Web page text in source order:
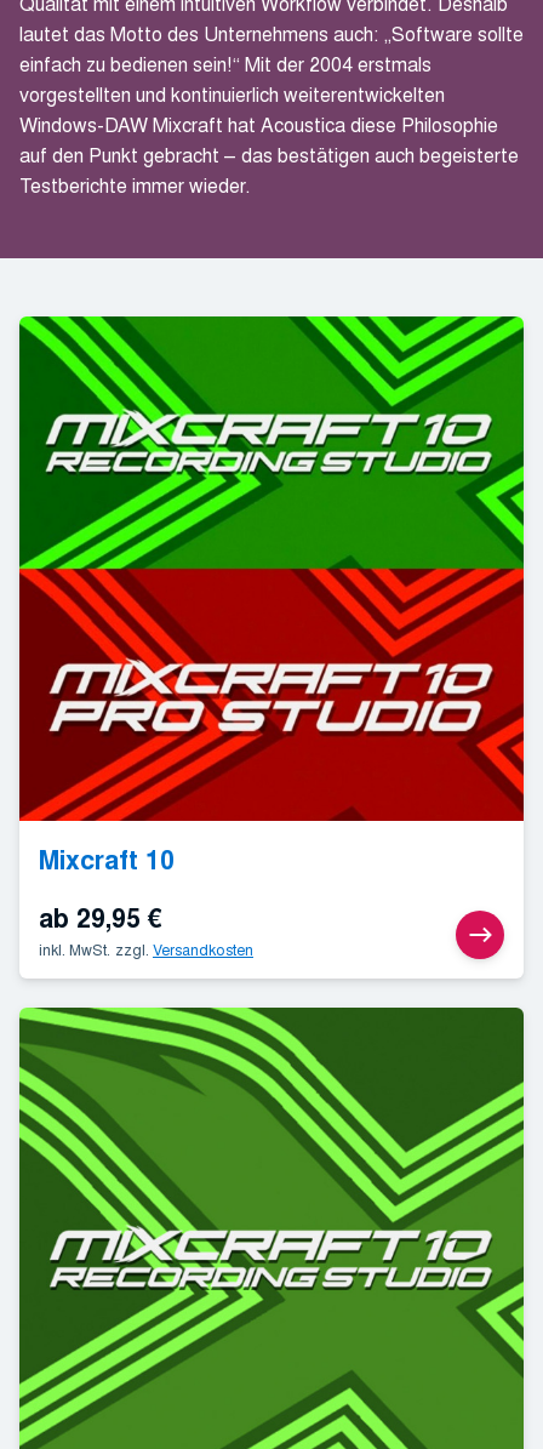
lautet das Motto des Unternehmens auch: „Software sollte
einfach zu bedienen sein!“ Mit der 2004 erstmals
vorgestellten und kontinuierlich weiterentwickelten
Windows-DAW Mixcraft hat Acoustica diese Philosophie
auf den Punkt gebracht – das bestätigen auch begeisterte
Testberichte immer wieder.
Mixcraft 10
ab 29,95 €
inkl. MwSt. zzgl. Versandkosten